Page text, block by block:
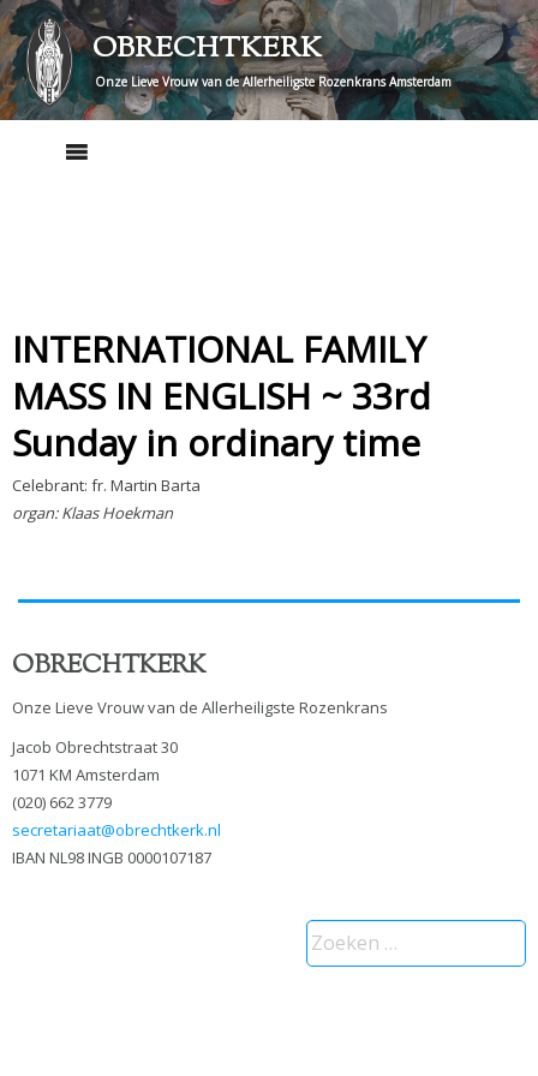
Skip
to
content
OBRECHTKERK
Onze Lieve Vrouw van de Allerheiligste Rozenkrans Amsterdam
INTERNATIONAL FAMILY
MASS IN ENGLISH ~ 33rd
Sunday in ordinary time
Celebrant: fr. Martin Barta
organ: Klaas Hoekman
OBRECHTKERK
Onze Lieve Vrouw van de Allerheiligste Rozenkrans
Jacob Obrechtstraat 30
1071 KM Amsterdam
(020) 662 3779
secretariaat@obrechtkerk.nl
IBAN NL98 INGB 0000107187
Zoeken
naar: